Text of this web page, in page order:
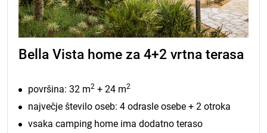
Bella Vista home za 4+2 vrtna terasa
površina: 32 m2 + 24 m2
največje število oseb: 4 odrasle osebe + 2 otroka
vsaka camping home ima dodatno teraso